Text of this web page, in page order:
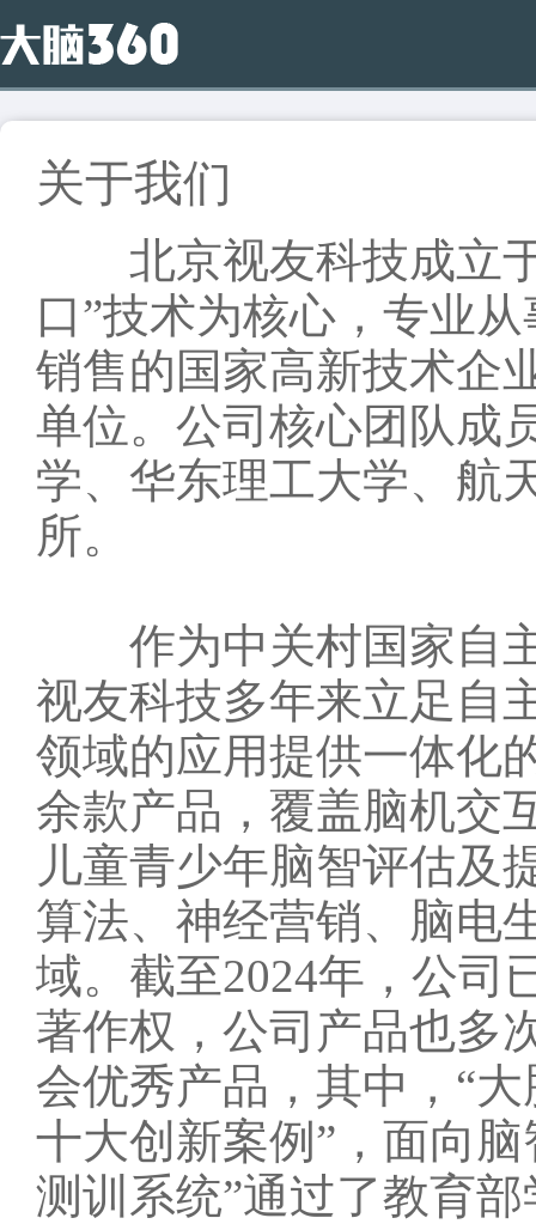
关于我们
北京视友科技成立于
口”技术为核心，专业
销售的国家高新技术企
单位。公司核心团队成
学、华东理工大学、航
所。
作为中关村国家自主
视友科技多年来立足自
领域的应用提供一体化
余款产品，覆盖脑机交
儿童青少年脑智评估及
算法、神经营销、脑电
域。截至2024年，公司
著作权，公司产品也多
会优秀产品，其中，“
十大创新案例”，面向
测训系统”通过了教育